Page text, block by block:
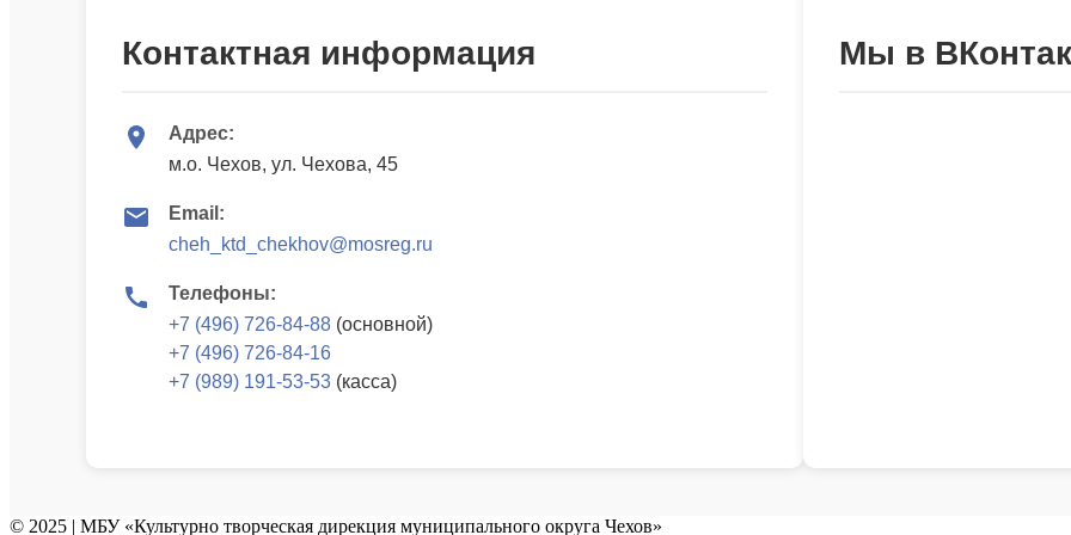
Контактная информация
Адрес:
м.о. Чехов, ул. Чехова, 45
Email:
cheh_ktd_chekhov@mosreg.ru
Телефоны:
+7 (496) 726-84-88 (основной)
+7 (496) 726-84-16
+7 (989) 191-53-53 (касса)
Мы в
© 2025 | МБУ «Культурно творческая дирекция муниципального округа Чехов»